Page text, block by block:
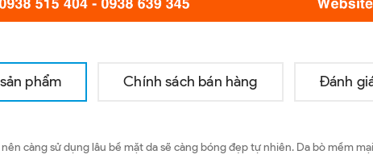
phẩm Chính sách bán hàng Đánh
càng sử dụng lâu bề mặt da sẽ càng bóng đẹp tự nhiên. Da bò mềm